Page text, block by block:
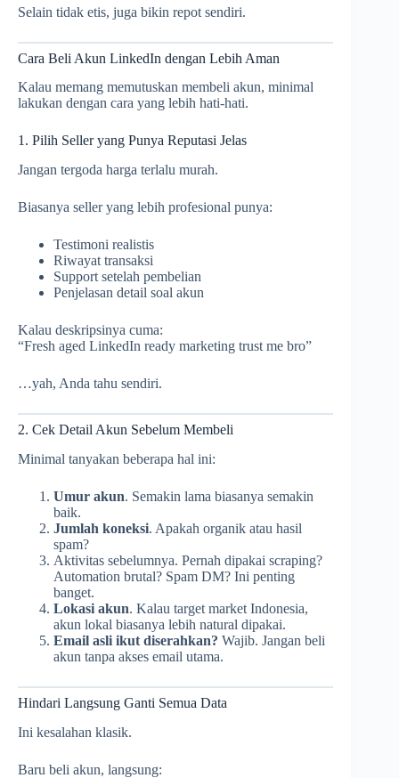
Selain tidak etis, juga bikin repot sendiri.
Cara Beli Akun LinkedIn dengan Lebih Aman
Kalau memang memutuskan membeli akun, minimal
lakukan dengan cara yang lebih hati-hati.
1. Pilih Seller yang Punya Reputasi Jelas
Jangan tergoda harga terlalu murah.
Biasanya seller yang lebih profesional punya:
Testimoni realistis
Riwayat transaksi
Support setelah pembelian
Penjelasan detail soal akun
Kalau deskripsinya cuma:
“Fresh aged LinkedIn ready marketing trust me bro”
…yah, Anda tahu sendiri.
2. Cek Detail Akun Sebelum Membeli
Minimal tanyakan beberapa hal ini:
Umur akun. Semakin lama biasanya semakin
baik.
Jumlah koneksi. Apakah organik atau hasil
spam?
Aktivitas sebelumnya. Pernah dipakai scraping?
Automation brutal? Spam DM? Ini penting
banget.
Lokasi akun. Kalau target market Indonesia,
akun lokal biasanya lebih natural dipakai.
Email asli ikut diserahkan? Wajib. Jangan beli
akun tanpa akses email utama.
Hindari Langsung Ganti Semua Data
Ini kesalahan klasik.
Baru beli akun, langsung: